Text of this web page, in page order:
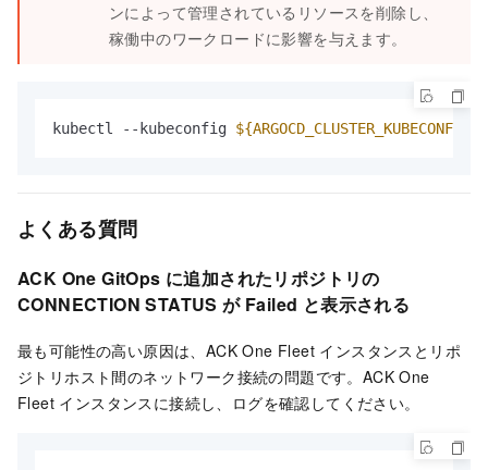
ンによって管理されているリソースを削除し、
稼働中のワークロードに影響を与えます。
kubectl --kubeconfig
よくある質問
ACK One GitOps に追加されたリポジトリの
CONNECTION STATUS が Failed と表示される
最も可能性の高い原因は、ACK One Fleet インスタンスとリポ
ジトリホスト間のネットワーク接続の問題です。ACK One
Fleet インスタンスに接続し、ログを確認してください。